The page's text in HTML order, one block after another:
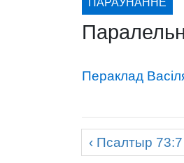
ПАРАЎНАННЕ
Пераклад
‹ Псалтыр 73:7